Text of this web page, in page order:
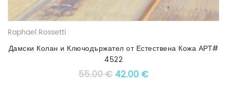
Raphael Rossetti
Дамски Колан и Ключодържател от Естествена Кожа АРТ#
4522
55.00€Original price was: 55.00
42.00€Текущата цена е: